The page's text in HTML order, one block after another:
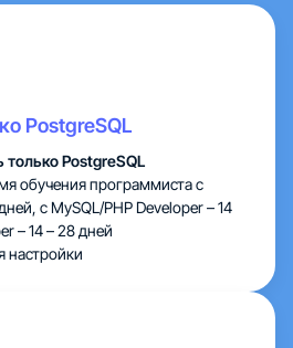
О нас
PostgreSQL
PostgreSQL
обучения программиста с
с MySQL/PHP Developer – 14
– 14 – 28 дней
настройки